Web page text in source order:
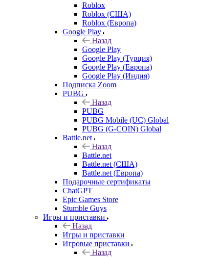
Roblox
Roblox (США)
Roblox (Европа)
Google Play
Назад
Google Play
Google Play (Турция)
Google Play (Европа)
Google Play (Индия)
Подписка Zoom
PUBG
Назад
PUBG
PUBG Mobile (UC) Global
PUBG (G-COIN) Global
Battle.net
Назад
Battle.net
Battle.net (США)
Battle.net (Европа)
Подарочные сертификаты
ChatGPT
Epic Games Store
Stumble Guys
Игры и приставки
Назад
Игры и приставки
Игровые приставки
Назад